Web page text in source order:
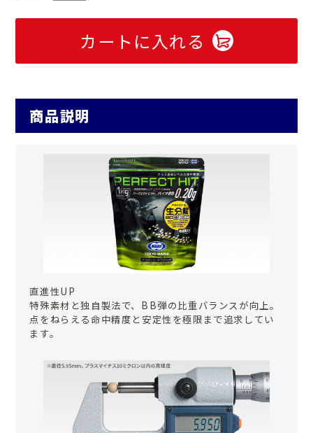
カートに入れる
商品説明
直進性UP
特殊素材と独自製法で、BB弾の比重バランスが向上。
点をねらえる命中精度と安定性を極限まで追求してい
ます。